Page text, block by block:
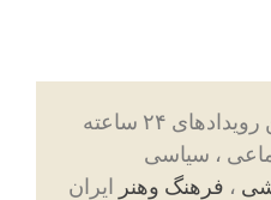
جدیدترین اخبار و مهم ترین رویدادهای ۲۴ ساعته
، سیاسی
، فرهنگ وهنر ایران